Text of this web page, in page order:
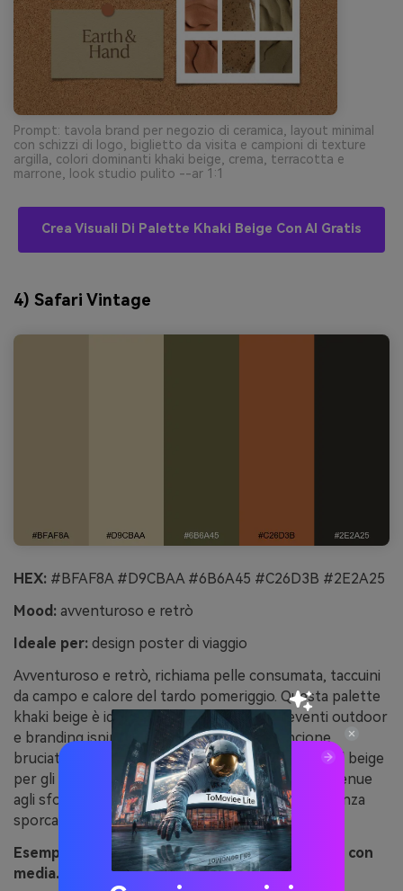
Prompt: tavola brand per negozio di ceramica, layout minimal
con schizzi di logo, biglietto da visita e campioni di texture
argilla, colori dominanti khaki beige, crema, terracotta e
marrone, look studio pulito --ar 1:1
Crea Visuali Di Palette Khaki Beige Con AI Gratis
4) Safari Vintage
HEX: #BFAF8A #D9CBAA #6B6A45 #C26D3B #2E2A25
Mood: avventuroso e retrò
Ideale per: design poster di viaggio
Avventuroso e retrò, richiama pelle consumata, taccuini
da campo e calore del tardo pomeriggio. Questa palette
khaki beige è ideale per poster di viaggio, eventi outdoor
e branding ispirato al heritage. Abbina arancione
bruciato al carbone scuro per titoli decisi e lascia il beige
per gli spazi aperti. Consiglio: aggiungi una grana tenue
agli sfondi per rafforzare la sensazione vintage senza
sporcare i colori.
Esempio d’immagine di safari vintage generato con
media.io